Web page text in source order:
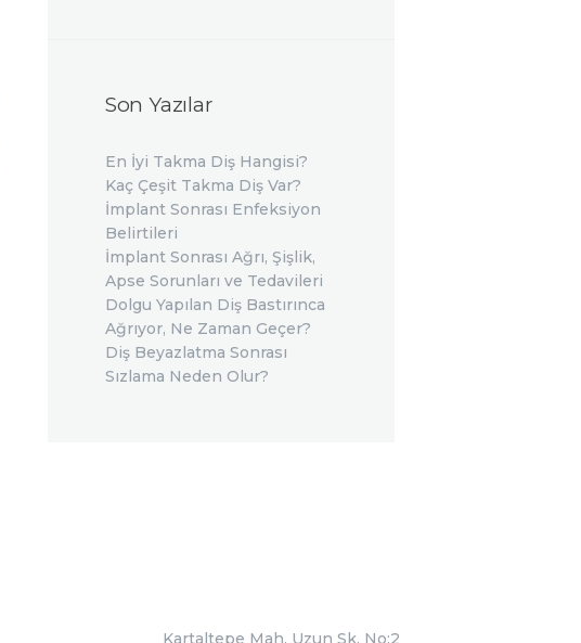
Son Yazılar
En İyi Takma Diş Hangisi?
Kaç Çeşit Takma Diş Var?
İmplant Sonrası Enfeksiyon
Belirtileri
İmplant Sonrası Ağrı, Şişlik,
Apse Sorunları ve Tedavileri
Dolgu Yapılan Diş Bastırınca
Ağrıyor, Ne Zaman Geçer?
Diş Beyazlatma Sonrası
Sızlama Neden Olur?